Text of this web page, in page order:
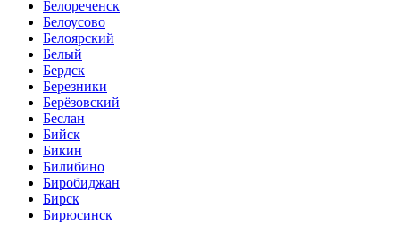
Белореченск
Белоусово
Белоярский
Белый
Бердск
Березники
Берёзовский
Беслан
Бийск
Бикин
Билибино
Биробиджан
Бирск
Бирюсинск